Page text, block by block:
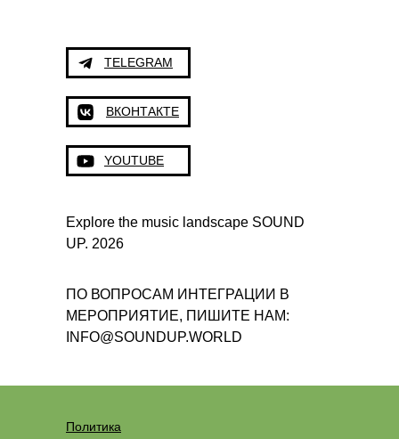
Explore the music landscape SOUND
UP. 2026
ПО ВОПРОСАМ ИНТЕГРАЦИИ В
МЕРОПРИЯТИЕ, ПИШИТЕ НАМ:
INFO@SOUNDUP.WORLD
ВКОНТАКТЕ
YOUTUBE
TELEGRAM
Политика